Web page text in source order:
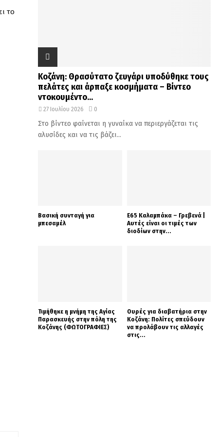
το
Κοζάνη: Θρασύτατο ζευγάρι υποδύθηκε τους
πελάτες και άρπαξε κοσμήματα – Βίντεο
ντοκουμέντο...
27 Ιουλίου 2026 0
Στο βίντεο φαίνεται η γυναίκα να περιεργάζεται τις
αλυσίδες και να τις βάζει...
Βασική συνταγή για
μπεσαμέλ
Ε65 Καλαμπάκα – Γρεβενά |
Αυτές είναι οι τιμές των
διοδίων στην...
Τιμήθηκε η μνήμη της Αγίας
Παρασκευής στην πόλη της
Κοζάνης (ΦΩΤΟΓΡΑΦΙΕΣ)
Ουρές για διαβατήρια στην
Κοζάνη: Πολίτες σπεύδουν
να προλάβουν τις αλλαγές
στις...